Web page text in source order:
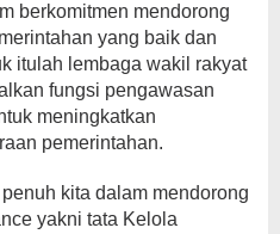
berkomitmen mendorong
yang baik dan
itulah lembaga wakil rakyat
fungsi pengawasan
meningkatkan
pemerintahan.
kita dalam mendorong
yakni tata Kelola